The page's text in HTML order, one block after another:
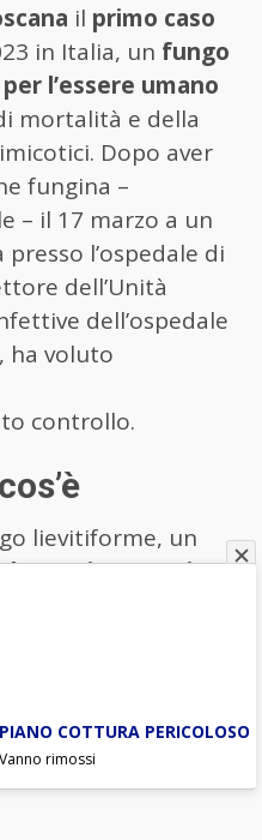
il primo caso
in Italia, un fungo
l’essere umano
mortalità e della
Dopo aver
fungina –
– il 17 marzo a un
l’ospedale di
dell’Unità
dell’ospedale
ha voluto
controllo.
lievitiforme, un
determinare varie
a differenza di altri
rivelarsi
l’essere umano. Il
latino “orecchio”,
per essere stato
esterno della
PIANO COTTURA PERICOLOSO
Vanno rimossi